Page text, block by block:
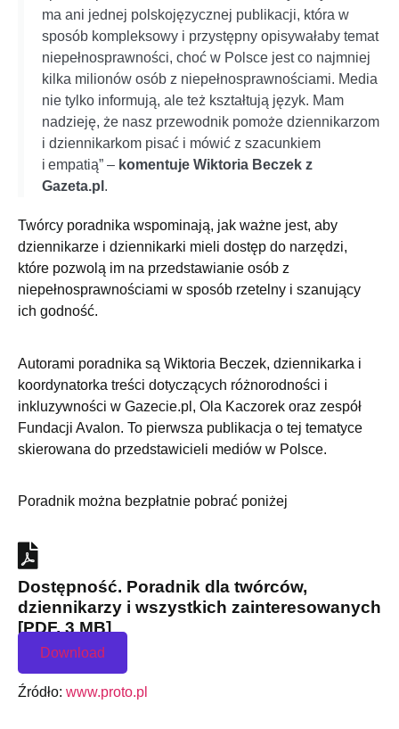
ma ani jednej polskojęzycznej publikacji, która w
sposób kompleksowy i przystępny opisywałaby temat
niepełnosprawności, choć w Polsce jest co najmniej
kilka milionów osób z niepełnosprawnościami. Media
nie tylko informują, ale też kształtują język. Mam
nadzieję, że nasz przewodnik pomoże dziennikarzom
i dziennikarkom pisać i mówić z szacunkiem
i empatią” – komentuje Wiktoria Beczek z
Gazeta.pl .
Twórcy poradnika wspominają, jak ważne jest, aby
dziennikarze i dziennikarki mieli dostęp do narzędzi,
które pozwolą im na przedstawianie osób z
niepełnosprawnościami w sposób rzetelny i szanujący
ich godność.
Autorami poradnika są Wiktoria Beczek, dziennikarka i
koordynatorka treści dotyczących różnorodności i
inkluzywności w Gazecie.pl, Ola Kaczorek oraz zespół
Fundacji Avalon. To pierwsza publikacja o tej tematyce
skierowana do przedstawicieli mediów w Polsce.
Poradnik można bezpłatnie pobrać poniżej
Dostępność. Poradnik dla twórców,
dziennikarzy i wszystkich zainteresowanych
[PDF, 3 MB]
Download
Źródło: www.proto.pl